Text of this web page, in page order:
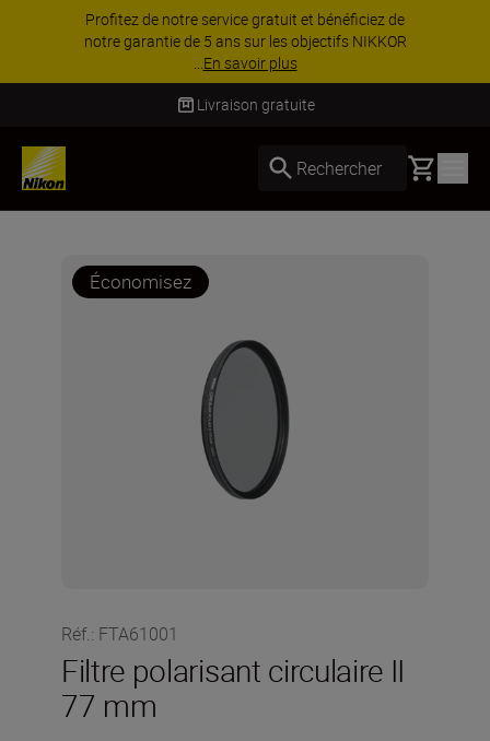
Profitez de notre service gratuit et bénéficiez de
notre garantie de 5 ans sur les objectifs NIKKOR
...En savoir plus
Livraison gratuite
Rechercher Basket
Économisez
Réf.: FTA61001
Filtre polarisant circulaire II
77 mm